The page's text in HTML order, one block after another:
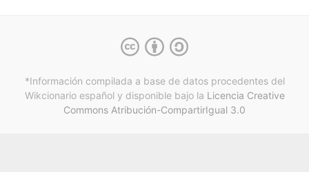
*Información compilada a base de datos procedentes del
Wikcionario español y disponible bajo la Licencia Creative
Commons Atribución-CompartirIgual 3.0